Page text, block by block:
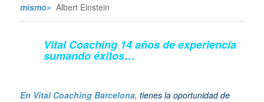
mismo» Albert Einstein
Vital Coaching 14 años de experiencia
sumando éxitos…
En Vital Coaching Barcelona, tienes la oportunidad de